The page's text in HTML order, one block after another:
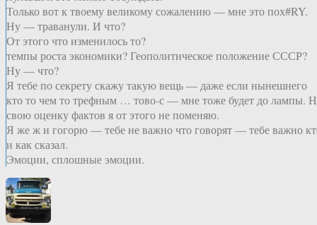
Только вот к твоему великому сожалению — мне это пох#RY.
Ну — траванули. И что?
От этого что изменилось то?
темпы роста экономики? Геополитическое положение СССР?
Ну — что?
Я тебе по секрету скажу такую вещь — даже если нынешнего
кто то чем то трефным … тово-с — мне тоже будет до лампы.
свою оценку фактов я от этого не поменяю.
Я же ж и гогорю — тебе не важно что говорят — тебе важно
и как сказал.
Эмоции, сплошные эмоции.